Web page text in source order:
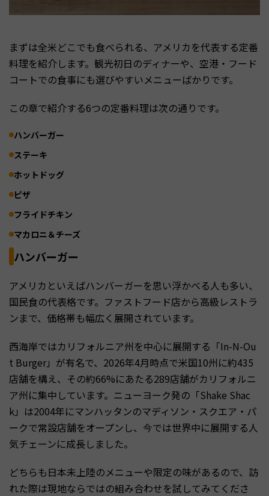
まずは全米どこでも食べられる、アメリカを代表する定番
料理を紹介します。観光初日のディナーや、空港・フード
コートでの食事にも選びやすいメニューばかりです。
この章で紹介する6つの定番料理は次の通りです。
ハンバーガー
ステーキ
ホットドッグ
ピザ
フライドチキン
マカロニ＆チーズ
ハンバーガー
アメリカといえばハンバーガーを思い浮かべる人も多い、
国民食の代表格です。ファストフード店から高級レストラ
ンまで、価格帯も幅広く展開されています。
西海岸ではカリフォルニア州を中心に展開する「In-N-Ou
t Burger」が有名で、2026年4月時点で米国10州に約435
店舗を構え、その約66%にあたる289店舗がカリフォルニ
ア州に集中しています。ニューヨーク発の「Shake Shac
k」は2004年にマンハッタンのマディソン・スクエア・パ
ークで常設店舗をオープンし、今では世界中に展開する人
気チェーンに成長しました。
どちらも日本未上陸のメニューや限定の味があるので、訪
れた際は現地ならではの組み合わせを試してみてくださ